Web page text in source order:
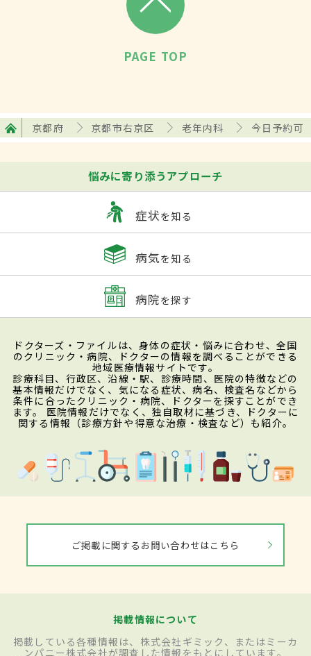
PAGE TOP
京都府 京都市右京区 老年内科 今日予約可
悩みに寄り添うアプローチ
症状を知る
病気を知る
病院を探す
ドクターズ・ファイルは、身体の症状・悩みに合わせ、全国
のクリニック・病院、ドクターの情報を調べることができる
地域医療情報サイトです。
診療科目、行政区、沿線・駅、診療時間、医院の特徴などの
基本情報だけでなく、気になる症状、病名、検査名などから
条件に合ったクリニック・病院、ドクターを探すことができ
ます。 医院情報だけでなく、独自取材に基づき、ドクターに
関する情報（診療方針や得意な治療・検査など）も紹介。
ご掲載に関するお問い合わせはこちら
掲載情報について
掲載している各種情報は、株式会社ギミック、またはミーカ
ンパニー株式会社が調査した情報をもとにしています。